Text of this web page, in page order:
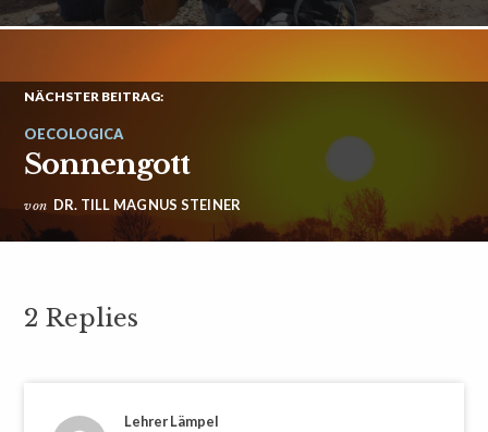
NÄCHSTER BEITRAG:
OECOLOGICA
Sonnengott
von DR. TILL MAGNUS STEINER
2 Replies
Lehrer Lämpel